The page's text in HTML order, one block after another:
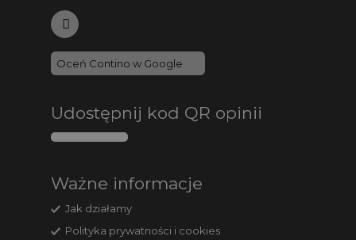
Oceń Contino w Google
Udostępnij kod QR opinii
Ważne informacje
Jak działamy
Polityka prywatności i cookies